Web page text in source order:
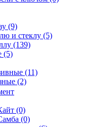
(9)
и стеклу (5)
(139)
(5)
(11)
(2)
(0)
(0)